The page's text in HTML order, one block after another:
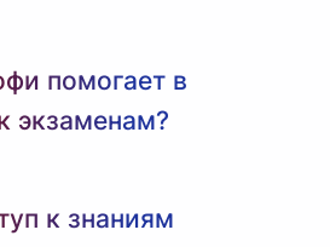
их и находит
помогает в
экзаменам?
доступен для практики
к знаниям